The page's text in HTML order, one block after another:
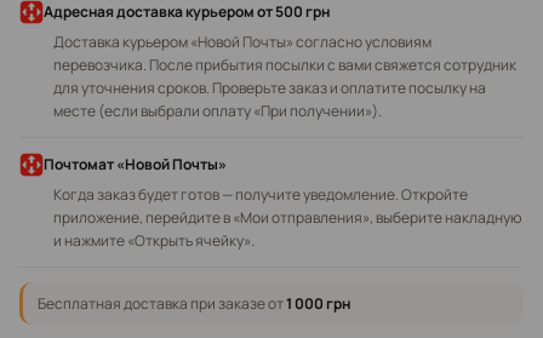
Адресная доставка курьеромот 500 грн
Доставка курьером «Новой Почты» согласно условиям
перевозчика. После прибытия посылки с вами свяжется сотрудник
для уточнения сроков. Проверьте заказ и оплатите посылку на
месте (если выбрали оплату «При получении»).
Почтомат «Новой Почты»
Когда заказ будет готов — получите уведомление. Откройте
приложение, перейдите в «Мои отправления», выберите накладную
и нажмите «Открыть ячейку».
Бесплатная доставка при заказе от1 000 грн